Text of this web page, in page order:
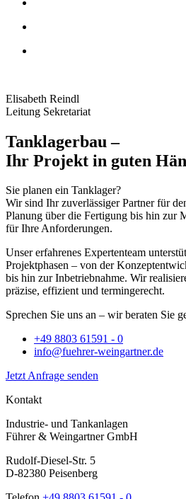
Elisabeth Reindl
Leitung Sekretariat
Tanklagerbau –
Ihr Projekt in guten
Sie planen ein Tanklager?
Wir sind Ihr zuverlässiger Partner für
Planung über die Fertigung bis hin zur
für Ihre Anforderungen.
Unser erfahrenes Expertenteam
Projektphasen – von der
bis hin zur Inbetriebnahme. Wir
präzise, effizient und termingerecht.
Sprechen Sie uns an – wir beraten Sie
+49 8803 61591 - 0
info@fuehrer-weingartner.de
Jetzt Anfrage senden
Kontakt
Industrie- und Tankanlagen
Führer & Weingartner GmbH
Rudolf-Diesel-Str. 5
D-82380 Peisenberg